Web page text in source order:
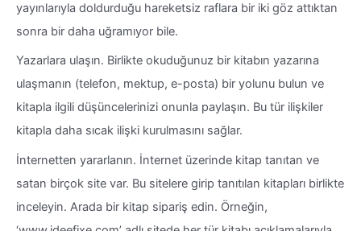
yayınlarıyla doldurduğu hareketsiz raflara bir iki göz attıktan
sonra bir daha uğramıyor bile.
Yazarlara ulaşın. Birlikte okuduğunuz bir kitabın yazarına
ulaşmanın (telefon, mektup, e-posta) bir yolunu bulun ve
kitapla ilgili düşüncelerinizi onunla paylaşın. Bu tür ilişkiler
kitapla daha sıcak ilişki kurulmasını sağlar.
İnternetten yararlanın. İnternet üzerinde kitap tanıtan ve
satan birçok site var. Bu sitelere girip tanıtılan kitapları birlikte
inceleyin. Arada bir kitap sipariş edin. Örneğin,